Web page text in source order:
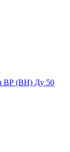
ВР (ВН) Ду 50